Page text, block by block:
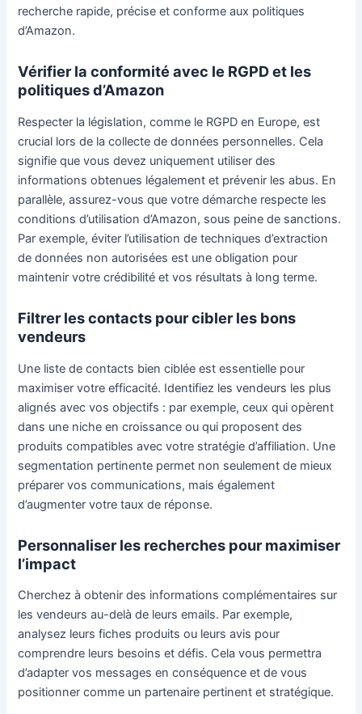
recherche rapide, précise et conforme aux politiques
d’Amazon.
Vérifier la conformité avec le RGPD et les
politiques d’Amazon
Respecter la législation, comme le RGPD en Europe, est
crucial lors de la collecte de données personnelles. Cela
signifie que vous devez uniquement utiliser des
informations obtenues légalement et prévenir les abus. En
parallèle, assurez-vous que votre démarche respecte les
conditions d’utilisation d’Amazon, sous peine de sanctions.
Par exemple, éviter l’utilisation de techniques d’extraction
de données non autorisées est une obligation pour
maintenir votre crédibilité et vos résultats à long terme.
Filtrer les contacts pour cibler les bons
vendeurs
Une liste de contacts bien ciblée est essentielle pour
maximiser votre efficacité. Identifiez les vendeurs les plus
alignés avec vos objectifs : par exemple, ceux qui opèrent
dans une niche en croissance ou qui proposent des
produits compatibles avec votre stratégie d’affiliation. Une
segmentation pertinente permet non seulement de mieux
préparer vos communications, mais également
d’augmenter votre taux de réponse.
Personnaliser les recherches pour maximiser
l’impact
Cherchez à obtenir des informations complémentaires sur
les vendeurs au-delà de leurs emails. Par exemple,
analysez leurs fiches produits ou leurs avis pour
comprendre leurs besoins et défis. Cela vous permettra
d’adapter vos messages en conséquence et de vous
positionner comme un partenaire pertinent et stratégique.